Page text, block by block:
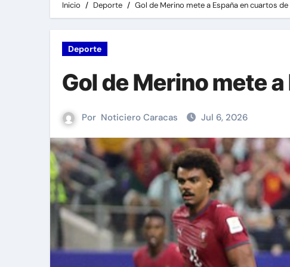
Inicio Deporte Gol de Merino mete a España en cuartos de
Deporte
Gol de Merino mete
Por Noticiero Caracas Jul 6, 2026